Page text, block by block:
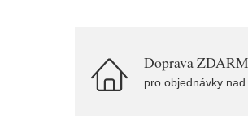
Doprava
pro objednávky